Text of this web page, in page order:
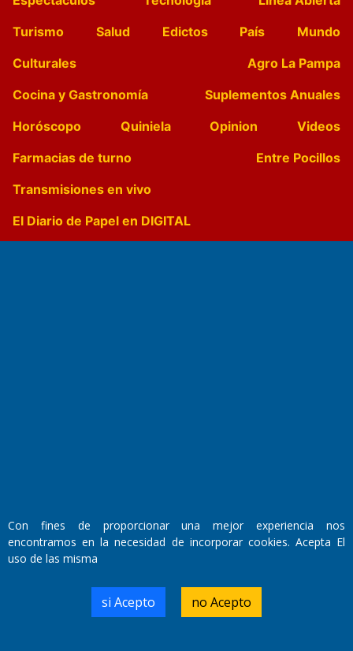
Turismo
Salud Edictos País
Mundo
Culturales
Agro La Pampa
Cocina y Gastronomía
Suplementos Anuales
Horóscopo
Quiniela Opinion
Videos
Farmacias de turno
Entre Pocillos
Transmisiones en vivo
El Diario de Papel en DIGITAL
Director Periodístico:
Walter René Goñi
Domicilio Legal: José Ingenieros 855,
Santa Rosa, La Pampa.
Número de Registro DNDA:
Con fines de proporcionar una mejor experiencia nos
encontramos en la necesidad de incorporar cookies. Acepta El
uso de las misma
si Acepto no Acepto